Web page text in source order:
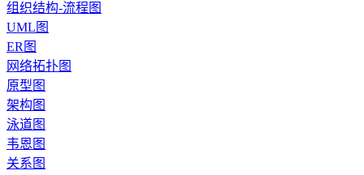
组织结构-流程图
UML图
ER图
网络拓扑图
原型图
架构图
泳道图
韦恩图
关系图